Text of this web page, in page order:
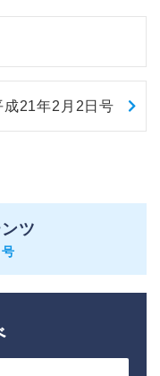
成21年2月2日号
ツ